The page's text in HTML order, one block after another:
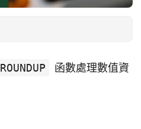
ROUNDUP
函數處理數值資